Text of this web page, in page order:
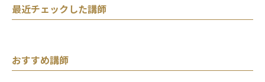
最近チェックした講師
おすすめ講師